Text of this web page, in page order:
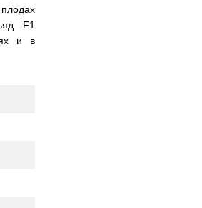
F1
и в